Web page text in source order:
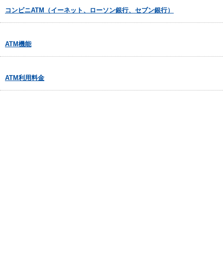
コンビニATM（イーネット、ローソン銀行、セブン銀行）
ATM機能
ATM利用料金